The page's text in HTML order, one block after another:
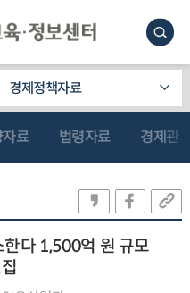
경제정책자료
료 법령자료 경제관
다 1,500억 원 규모